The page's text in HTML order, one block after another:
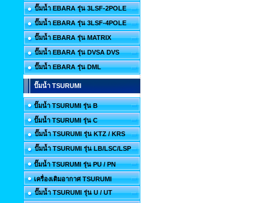
ปั๊มน้ำ EBARA รุ่น 3LSF-2POLE
ปั๊มน้ำ EBARA รุ่น 3LSF-4POLE
ปั๊มน้ำ EBARA รุ่น MATRIX
ปั๊มน้ำ EBARA รุ่น DVSA DVS
ปั๊มน้ำ EBARA รุ่น DML
ปั๊มน้ำ TSURUMI
ปั๊มน้ำ TSURUMI รุ่น B
ปั๊มน้ำ TSURUMI รุ่น C
ปั๊มน้ำ TSURUMI รุ่น KTZ / KRS
ปั๊มน้ำ TSURUMI รุ่น LB/LSC/LSP
ปั๊มน้ำ TSURUMI รุ่น PU / PN
เครื่องเติมอากาศ TSURUMI
ปั๊มน้ำ TSURUMI รุ่น U / UT